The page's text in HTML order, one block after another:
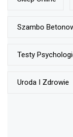
Szambo
Testy
Uroda I Zdrowie